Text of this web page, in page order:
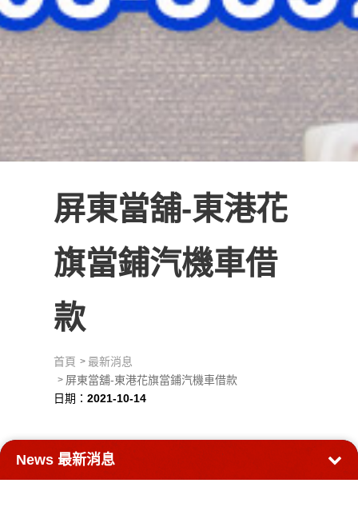
屏東當舖-東港花
旗當鋪汽機車借
款
首頁
最新消息
屏東當舖-東港花旗當鋪汽機車借款
日期：2021-10-14
News 最新消息